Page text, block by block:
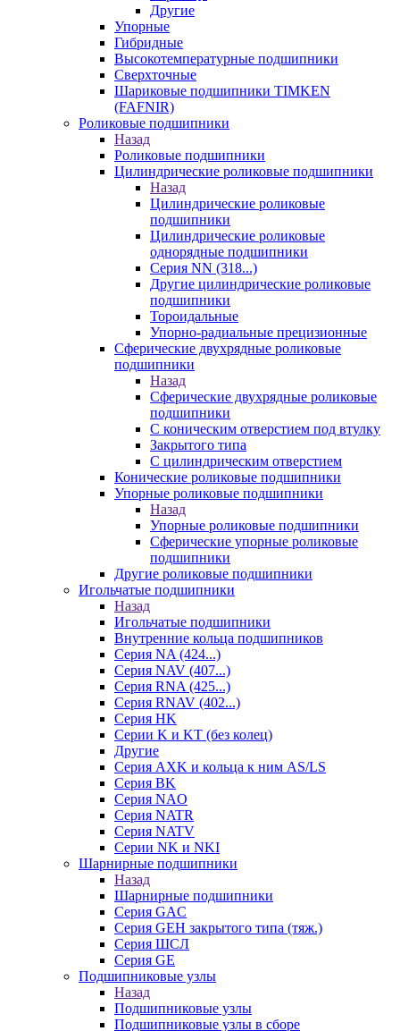
Другие
Упорные
Гибридные
Высокотемпературные подшипники
Сверхточные
Шариковые подшипники TIMKEN
(FAFNIR)
Роликовые подшипники
Назад
Роликовые подшипники
Цилиндрические роликовые подшипники
Назад
Цилиндрические роликовые
подшипники
Цилиндрические роликовые
однорядные подшипники
Серия NN (318...)
Другие цилиндрические роликовые
подшипники
Тороидальные
Упорно-радиальные прецизионные
Сферические двухрядные роликовые
подшипники
Назад
Сферические двухрядные роликовые
подшипники
С коническим отверстием под втулку
Закрытого типа
С цилиндрическим отверстием
Конические роликовые подшипники
Упорные роликовые подшипники
Назад
Упорные роликовые подшипники
Сферические упорные роликовые
подшипники
Другие роликовые подшипники
Игольчатые подшипники
Назад
Игольчатые подшипники
Внутренние кольца подшипников
Серия NA (424...)
Серия NAV (407...)
Серия RNA (425...)
Серия RNAV (402...)
Серия HK
Серии K и KT (без колец)
Другие
Серия AXK и кольца к ним AS/LS
Серия BK
Серия NAO
Серия NATR
Серия NATV
Серии NK и NKI
Шарнирные подшипники
Назад
Шарнирные подшипники
Серия GAC
Серия GEH закрытого типа (тяж.)
Серия ШСЛ
Серия GE
Подшипниковые узлы
Назад
Подшипниковые узлы
Подшипниковые узлы в сборе